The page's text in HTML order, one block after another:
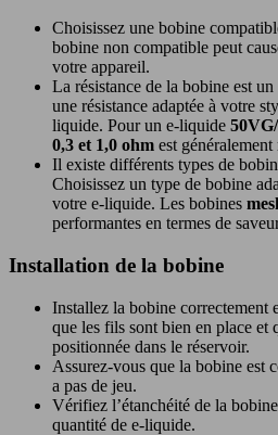
Choisissez une bobine
bobine non compatible peut
votre appareil.
La résistance de la bobine est
une résistance adaptée à votre
liquide. Pour un e-liquide
0,3 et 1,0 ohm est
Il existe différents types de
Choisissez un type de bobine
votre e-liquide. Les bobines
performantes en termes de
Installation de la bobine
Installez la bobine correctement
que les fils sont bien en place et
positionnée dans le réservoir.
Assurez-vous que la bobine est
a pas de jeu.
Vérifiez l’étanchéité de la
quantité de e-liquide.